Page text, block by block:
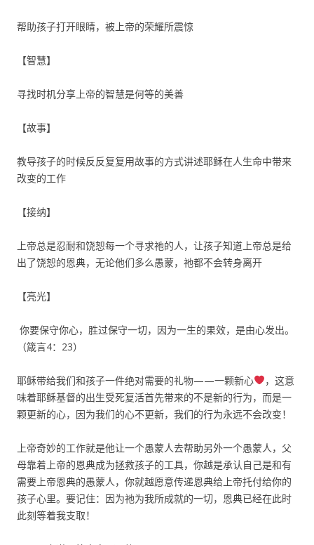
帮助孩子打开眼睛，被上帝的荣耀所震惊
【智慧】
寻找时机分享上帝的智慧是何等的美善
【故事】
教导孩子的时候反反复复用故事的方式讲述耶稣在人生命中带来
改变的工作
【接纳】
上帝总是忍耐和饶恕每一个寻求祂的人，让孩子知道上帝总是给
出了饶恕的恩典，无论他们多么愚蒙，祂都不会转身离开
【亮光】
你要保守你心，胜过保守一切，因为一生的果效，是由心发出。
（箴言4：23）
耶稣带给我们和孩子一件绝对需要的礼物——一颗新心
，这意
味着耶稣基督的出生受死复活首先带来的不是新的行为，而是一
颗更新的心，因为我们的心不更新，我们的行为永远不会改变！
上帝奇妙的工作就是他让一个愚蒙人去帮助另外一个愚蒙人，父
母靠着上帝的恩典成为拯救孩子的工具，你越是承认自己是和有
需要上帝恩典的愚蒙人，你就越愿意传递恩典给上帝托付给你的
孩子心里。要记住：因为祂为我所成就的一切，恩典已经在此时
此刻等着我支取！